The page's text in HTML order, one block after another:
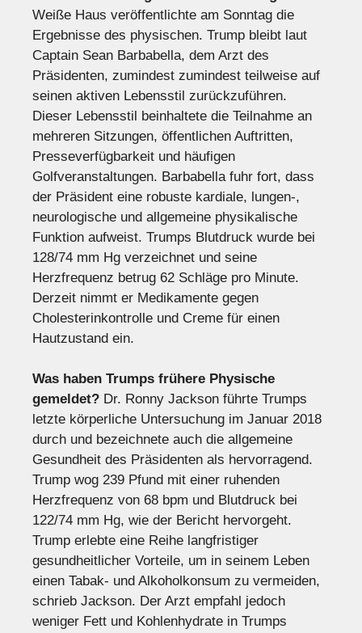
Weiße Haus veröffentlichte am Sonntag die
Ergebnisse des physischen. Trump bleibt laut
Captain Sean Barbabella, dem Arzt des
Präsidenten, zumindest zumindest teilweise auf
seinen aktiven Lebensstil zurückzuführen.
Dieser Lebensstil beinhaltete die Teilnahme an
mehreren Sitzungen, öffentlichen Auftritten,
Presseverfügbarkeit und häufigen
Golfveranstaltungen. Barbabella fuhr fort, dass
der Präsident eine robuste kardiale, lungen-,
neurologische und allgemeine physikalische
Funktion aufweist. Trumps Blutdruck wurde bei
128/74 mm Hg verzeichnet und seine
Herzfrequenz betrug 62 Schläge pro Minute.
Derzeit nimmt er Medikamente gegen
Cholesterinkontrolle und Creme für einen
Hautzustand ein.
Was haben Trumps frühere Physische
gemeldet? Dr. Ronny Jackson führte Trumps
letzte körperliche Untersuchung im Januar 2018
durch und bezeichnete auch die allgemeine
Gesundheit des Präsidenten als hervorragend.
Trump wog 239 Pfund mit einer ruhenden
Herzfrequenz von 68 bpm und Blutdruck bei
122/74 mm Hg, wie der Bericht hervorgeht.
Trump erlebte eine Reihe langfristiger
gesundheitlicher Vorteile, um in seinem Leben
einen Tabak- und Alkoholkonsum zu vermeiden,
schrieb Jackson. Der Arzt empfahl jedoch
weniger Fett und Kohlenhydrate in Trumps